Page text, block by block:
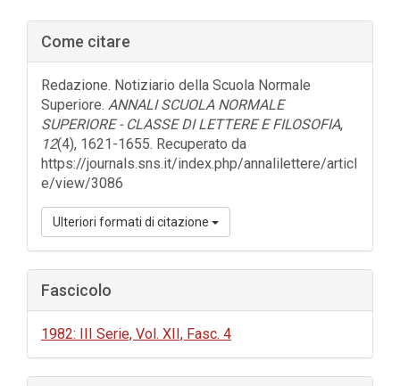
Barra
laterale
dell'articolo
Come citare
Redazione. Notiziario della Scuola Normale
Superiore. ANNALI SCUOLA NORMALE
SUPERIORE - CLASSE DI LETTERE E FILOSOFIA,
12(4), 1621-1655. Recuperato da
https://journals.sns.it/index.php/annalilettere/articl
e/view/3086
Ulteriori formati di citazione
Fascicolo
1982: III Serie, Vol. XII, Fasc. 4